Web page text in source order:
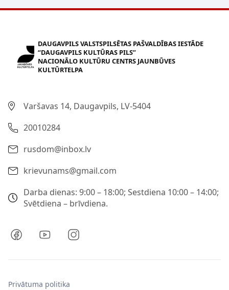
DAUGAVPILS VALSTSPILSĒTAS PAŠVALDĪBAS IESTĀDE
“DAUGAVPILS KULTŪRAS PILS”
NACIONĀLO KULTŪRU CENTRS JAUNBŪVES
KULTŪRTELPA
Varšavas 14, Daugavpils, LV-5404
20010284
rusdom@inbox.lv
krievunams@gmail.com
Darba dienas: 9:00 – 18:00; Sestdiena 10:00 – 14:00;
Svētdiena – brīvdiena.
Privātuma politika